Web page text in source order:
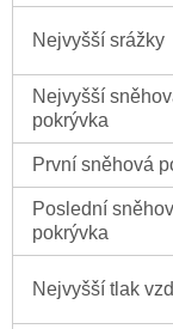
Nejvyšší srážky
Nejvyšší
pokrývka
První sněhová
Poslední
pokrývka
Nejvyšší tlak